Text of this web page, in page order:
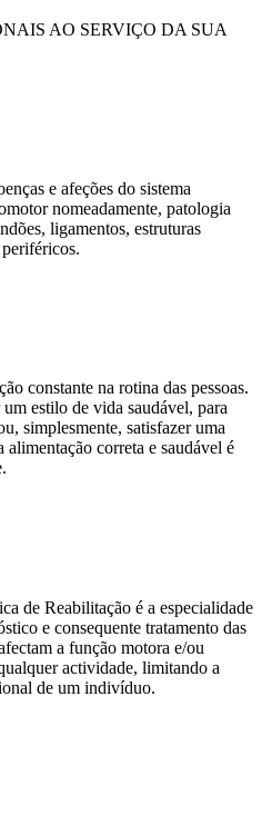
AO SERVIÇO DA SUA
e afeções do sistema
nomeadamente, patologia
ligamentos, estruturas
constante na rotina das pessoas.
estilo de vida saudável, para
simplesmente, satisfazer uma
correta e saudável é
de Reabilitação é a especialidade
e consequente tratamento das
a função motora e/ou
actividade, limitando a
de um indivíduo.